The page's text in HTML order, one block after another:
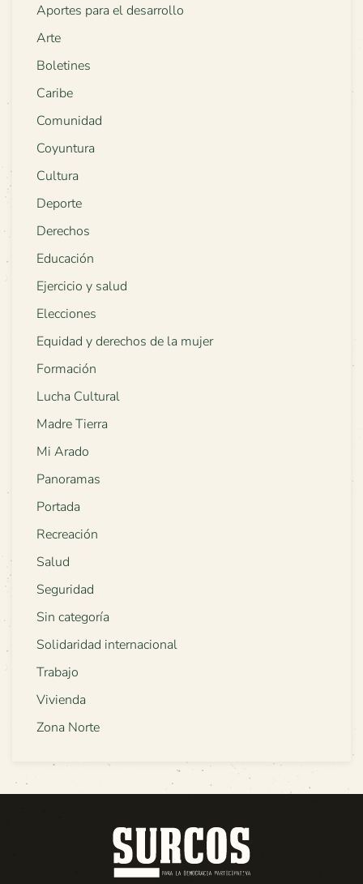
Aportes para el desarrollo
Arte
Boletines
Caribe
Comunidad
Coyuntura
Cultura
Deporte
Derechos
Educación
Ejercicio y salud
Elecciones
Equidad y derechos de la mujer
Formación
Lucha Cultural
Madre Tierra
Mi Arado
Panoramas
Portada
Recreación
Salud
Seguridad
Sin categoría
Solidaridad internacional
Trabajo
Vivienda
Zona Norte